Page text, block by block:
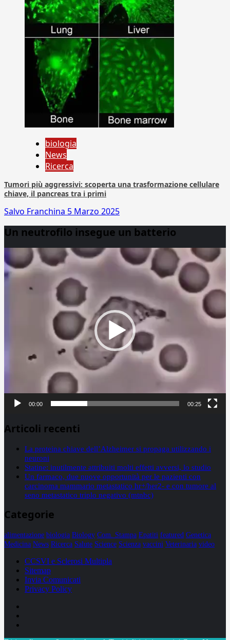
biologia
News
Ricerca
Tumori più aggressivi: scoperta una trasformazione cellulare
chiave, il pancreas tra i primi
Salvo Franchina 5 Marzo 2025
Un neutrofilo insegue un batterio
Player
00:00 00:25
Articoli recenti
La proteina chiave dell’Alzheimer si propaga utilizzando i
neuroni
Statine: inutilmente attribuiti molti effetti avversi, lo studio
Un farmaco, due nuove opportunità per le pazienti con
carcinoma mammario metastatico hr+/her2- e con tumore al
seno metastatico triplo negativo (mtnbc)
Categorie
alimentazione biologia Biology Com. Stampa Epatiti featured Genetica
Medicina News Ricerca Salute Science Scienza vaccini Veterinaria video
CCSVI e Sclerosi Multipla
Sitemap
Invia Comunicati
Privacy Policy